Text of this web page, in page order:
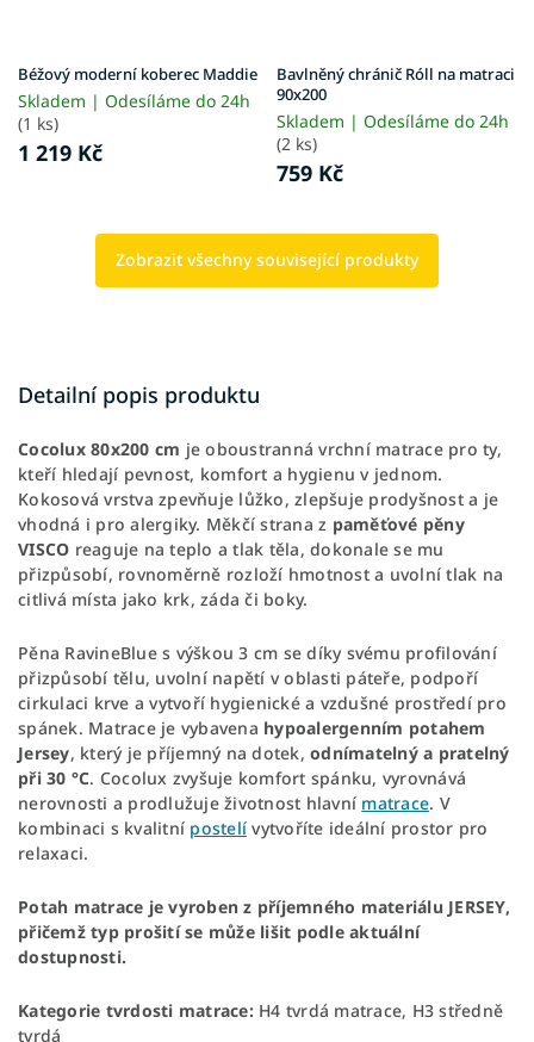
Béžový moderní koberec Maddie
Skladem | Odesíláme do 24h
(1 ks)
1 219 Kč
Bavlněný chránič Róll na matraci
90x200
Skladem | Odesíláme do 24h
(2 ks)
759 Kč
Zobrazit všechny související produkty
Detailní popis produktu
Cocolux 80x200 cm je oboustranná vrchní matrace pro ty,
kteří hledají pevnost, komfort a hygienu v jednom.
Kokosová vrstva zpevňuje lůžko, zlepšuje prodyšnost a je
vhodná i pro alergiky. Měkčí strana z paměťové pěny
VISCO reaguje na teplo a tlak těla, dokonale se mu
přizpůsobí, rovnoměrně rozloží hmotnost a uvolní tlak na
citlivá místa jako krk, záda či boky.
Pěna RavineBlue s výškou 3 cm se díky svému profilování
přizpůsobí tělu, uvolní napětí v oblasti páteře, podpoří
cirkulaci krve a vytvoří hygienické a vzdušné prostředí pro
spánek. Matrace je vybavena hypoalergenním potahem
Jersey, který je příjemný na dotek, odnímatelný a pratelný
při 30 °C. Cocolux zvyšuje komfort spánku, vyrovnává
nerovnosti a prodlužuje životnost hlavní matrace. V
kombinaci s kvalitní postelí vytvoříte ideální prostor pro
relaxaci.
Potah matrace je vyroben z příjemného materiálu JERSEY,
přičemž typ prošití se může lišit podle aktuální
dostupnosti.
Kategorie tvrdosti matrace:H4 tvrdá matrace, H3 středně
tvrdá